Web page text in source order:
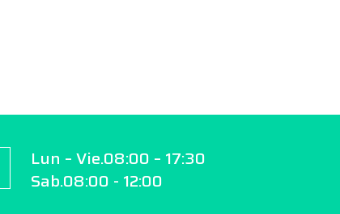
Lun – Vie.08:00 – 17:30
Sab.08:00 - 12:00